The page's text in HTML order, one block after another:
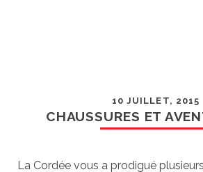
10 JUILLET, 2015
CHAUSSURES ET
La Cordée vous a prodigué